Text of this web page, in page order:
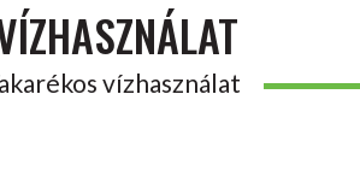
vízhasználat